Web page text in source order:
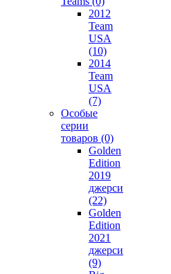
2012
Team
USA
(10)
2014
Team
USA
(7)
Особые
серии
товаров (0)
Golden
Edition
2019
джерси
(22)
Golden
Edition
2021
джерси
(9)